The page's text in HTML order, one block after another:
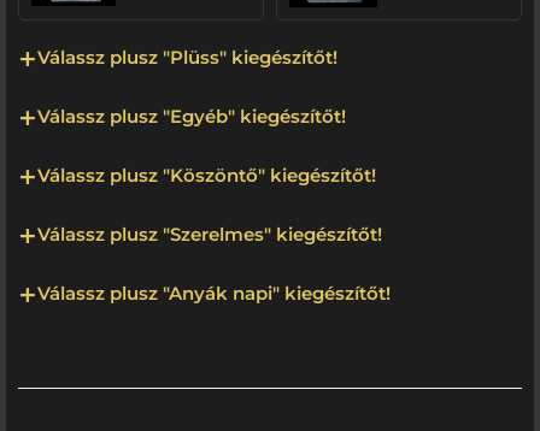
Válassz plusz "Plüss" kiegészítőt!
Válassz plusz "Egyéb" kiegészítőt!
Válassz plusz "Köszöntő" kiegészítőt!
Válassz plusz "Szerelmes" kiegészítőt!
Válassz plusz "Anyák napi" kiegészítőt!